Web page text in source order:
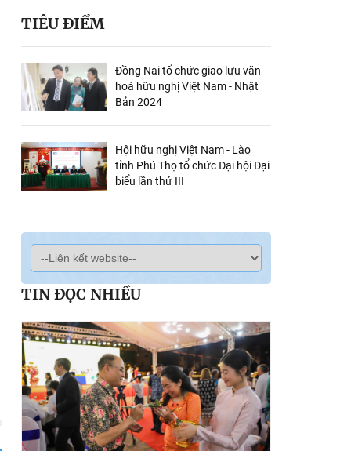
TIÊU ĐIỂM
Đồng Nai tổ chức giao lưu văn
hoá hữu nghị Việt Nam - Nhật
Bản 2024
Hội hữu nghị Việt Nam - Lào
tỉnh Phú Thọ tổ chức Đại hội Đại
biểu lần thứ III
TIN ĐỌC NHIỀU